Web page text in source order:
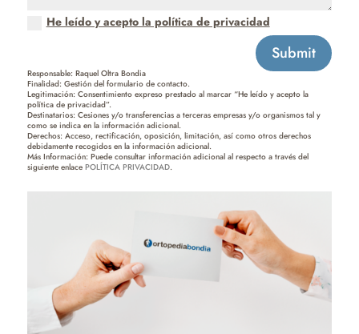
He leído y acepto la política de privacidad
Submit
Responsable: Raquel Oltra Bondia
Finalidad: Gestión del formulario de contacto.
Legitimación: Consentimiento expreso prestado al marcar “He leído y acepto la
política de privacidad”.
Destinatarios: Cesiones y/o transferencias a terceras empresas y/o organismos tal y
como se indica en la información adicional.
Derechos: Acceso, rectificación, oposición, limitación, así como otros derechos
debidamente recogidos en la información adicional.
Más Información: Puede consultar información adicional al respecto a través del
siguiente enlace POLÍTICA PRIVACIDAD.